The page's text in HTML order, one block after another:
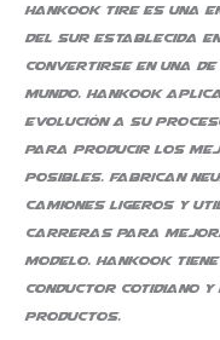
Hankook Tire es una
del Sur establecida
convertirse en una
mundo. Hankook
evolución a su
para producir los
posibles. Fabrican
camiones ligeros y
carreras para
modelo. Hankook
conductor cotidiano
productos.